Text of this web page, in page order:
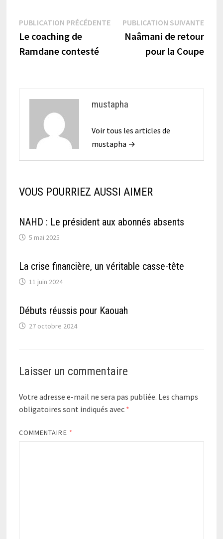
Navigation
de
PUBLICATION PRÉCÉDENTEPublication
précédente :
Le coaching de
Ramdane contesté
PUBLICATION SUIVANTE
Naâmani de retour
pour la Coupe
mustapha
Voir tous les articles de
mustapha →
VOUS POURRIEZ AUSSI AIMER
NAHD : Le président aux abonnés absents
5 mai 2025
La crise financière, un véritable casse-tête
11 juin 2024
Débuts réussis pour Kaouah
27 octobre 2024
Laisser un commentaire
Votre adresse e-mail ne sera pas publiée. Les champs
obligatoires sont indiqués avec *
COMMENTAIRE *